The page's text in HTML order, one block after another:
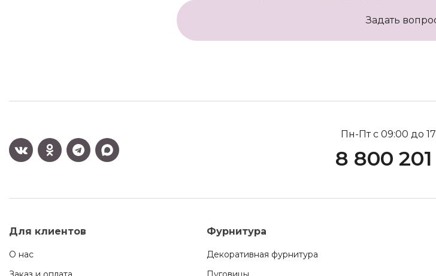
Задать
Пн-Пт с 09:00 до
8 800
Для клиентов
О нас
Фурнитура
Декоративная фурнитура